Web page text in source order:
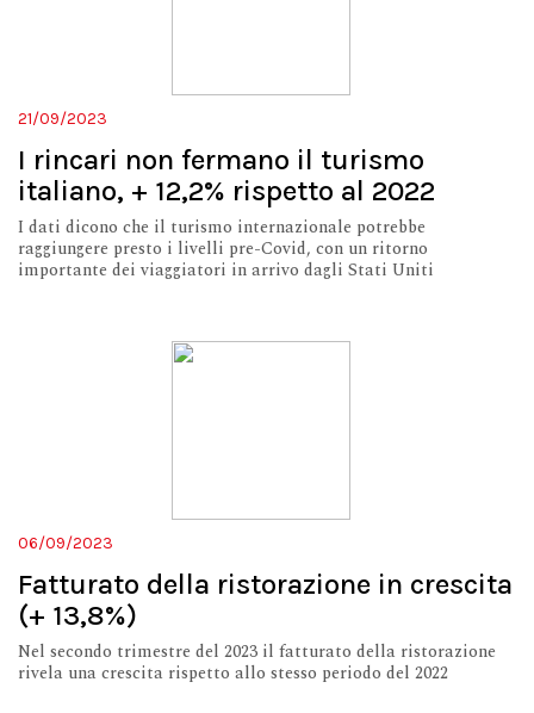
21/09/2023
I rincari non fermano il turismo
italiano, + 12,2% rispetto al 2022
I dati dicono che il turismo internazionale potrebbe
raggiungere presto i livelli pre-Covid, con un ritorno
importante dei viaggiatori in arrivo dagli Stati Uniti
06/09/2023
Fatturato della ristorazione in crescita
(+ 13,8%)
Nel secondo trimestre del 2023 il fatturato della ristorazione
rivela una crescita rispetto allo stesso periodo del 2022